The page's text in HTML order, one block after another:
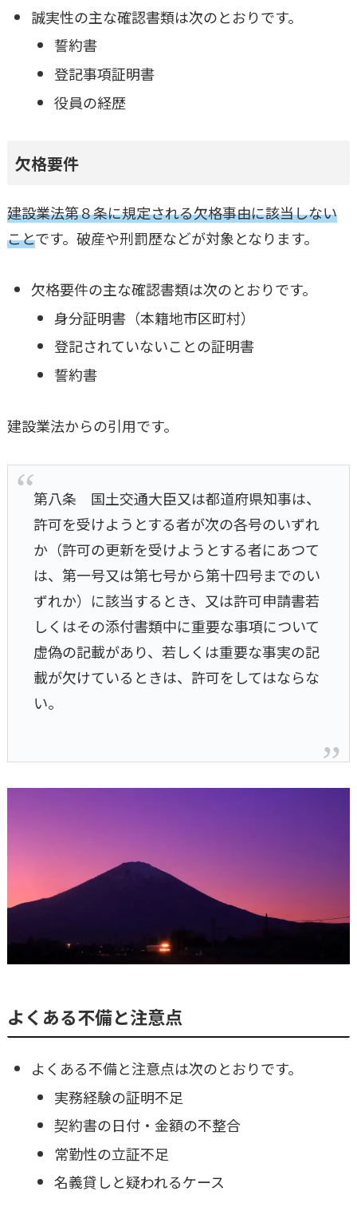
誠実性の主な確認書類は次のとおりです。
誓約書
登記事項証明書
役員の経歴
欠格要件
建設業法第８条に規定される欠格事由に該当しない
ことです。破産や刑罰歴などが対象となります。
欠格要件の主な確認書類は次のとおりです。
身分証明書（本籍地市区町村）
登記されていないことの証明書
誓約書
建設業法からの引用です。
第八条 国土交通大臣又は都道府県知事は、
許可を受けようとする者が次の各号のいずれ
か（許可の更新を受けようとする者にあつて
は、第一号又は第七号から第十四号までのい
ずれか）に該当するとき、又は許可申請書若
しくはその添付書類中に重要な事項について
虚偽の記載があり、若しくは重要な事実の記
載が欠けているときは、許可をしてはならな
い。
よくある不備と注意点
よくある不備と注意点は次のとおりです。
実務経験の証明不足
契約書の日付・金額の不整合
常勤性の立証不足
名義貸しと疑われるケース